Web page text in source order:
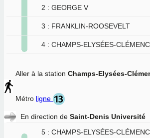
2 : GEORGE V
3 : FRANKLIN-ROOSEVELT
4 : CHAMPS-ELYSÉES-
Aller à la station Champs-Elysées-
Métro ligne
En direction de Saint-Denis Université
5 : CHAMPS-ELYSÉES-